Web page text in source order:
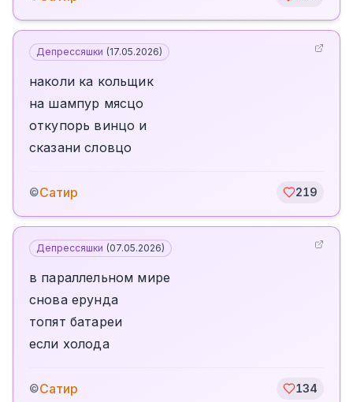
Депрессяшки (17.05.2026)
наколи ка кольщик
на шампур мясцо
откупорь винцо и
сказани словцо
©Сатир 219
Депрессяшки (07.05.2026)
в параллельном мире
снова ерунда
топят батареи
если холода
©Сатир 134